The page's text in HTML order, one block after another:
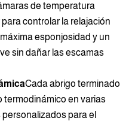
de temperatura
controlar la relajación
esponjosidad y un
sin dañar las escamas
Cada abrigo terminado
termodinámico en varias
para el